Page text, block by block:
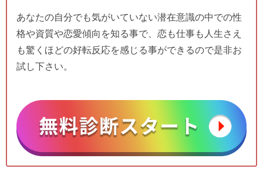
あなたの自分でも気がいていない潜在意識の中での性
格や資質や恋愛傾向を知る事で、恋も仕事も人生さえ
も驚くほどの好転反応を感じる事ができるので是非お
試し下さい。